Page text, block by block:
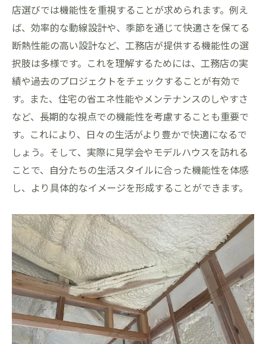
店選びでは機能性を重視することが求められます。例え
ば、効率的な動線設計や、季節を通じて快適さを保てる
断熱性能の高い設計など、工務店が提供する機能性の選
択肢は多様です。これを理解するためには、工務店の実
績や過去のプロジェクトをチェックすることが有効で
す。また、住宅の省エネ性能やメンテナンスのしやすさ
など、長期的な視点での機能性を考慮することも重要で
す。これにより、日々の生活がより豊かで快適になるで
しょう。そして、実際に見学会やモデルハウスを訪れる
ことで、自分たちの生活スタイルに合った機能性を体感
し、より具体的なイメージを形成することができます。